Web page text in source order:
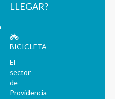
LLEGAR?
BICICLETA
El
sector
de
Providencia